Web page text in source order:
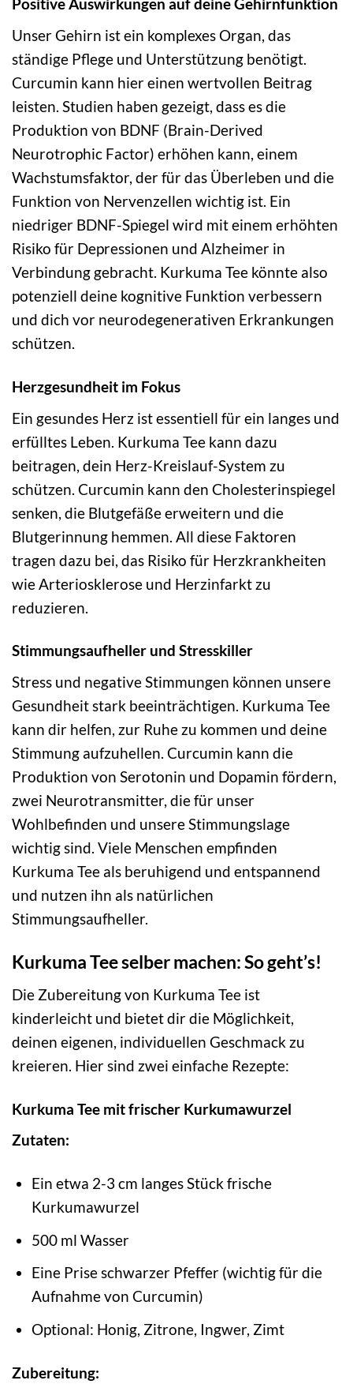
Positive Auswirkungen auf deine Gehirnfunktion
Unser Gehirn ist ein komplexes Organ, das
ständige Pflege und Unterstützung benötigt.
Curcumin kann hier einen wertvollen Beitrag
leisten. Studien haben gezeigt, dass es die
Produktion von BDNF (Brain-Derived
Neurotrophic Factor) erhöhen kann, einem
Wachstumsfaktor, der für das Überleben und die
Funktion von Nervenzellen wichtig ist. Ein
niedriger BDNF-Spiegel wird mit einem erhöhten
Risiko für Depressionen und Alzheimer in
Verbindung gebracht. Kurkuma Tee könnte also
potenziell deine kognitive Funktion verbessern
und dich vor neurodegenerativen Erkrankungen
schützen.
Herzgesundheit im Fokus
Ein gesundes Herz ist essentiell für ein langes und
erfülltes Leben. Kurkuma Tee kann dazu
beitragen, dein Herz-Kreislauf-System zu
schützen. Curcumin kann den Cholesterinspiegel
senken, die Blutgefäße erweitern und die
Blutgerinnung hemmen. All diese Faktoren
tragen dazu bei, das Risiko für Herzkrankheiten
wie Arteriosklerose und Herzinfarkt zu
reduzieren.
Stimmungsaufheller und Stresskiller
Stress und negative Stimmungen können unsere
Gesundheit stark beeinträchtigen. Kurkuma Tee
kann dir helfen, zur Ruhe zu kommen und deine
Stimmung aufzuhellen. Curcumin kann die
Produktion von Serotonin und Dopamin fördern,
zwei Neurotransmitter, die für unser
Wohlbefinden und unsere Stimmungslage
wichtig sind. Viele Menschen empfinden
Kurkuma Tee als beruhigend und entspannend
und nutzen ihn als natürlichen
Stimmungsaufheller.
Kurkuma Tee selber machen: So geht’s!
Die Zubereitung von Kurkuma Tee ist
kinderleicht und bietet dir die Möglichkeit,
deinen eigenen, individuellen Geschmack zu
kreieren. Hier sind zwei einfache Rezepte:
Kurkuma Tee mit frischer Kurkumawurzel
Zutaten:
Ein etwa 2-3 cm langes Stück frische
Kurkumawurzel
500 ml Wasser
Eine Prise schwarzer Pfeffer (wichtig für die
Aufnahme von Curcumin)
Optional: Honig, Zitrone, Ingwer, Zimt
Zubereitung: